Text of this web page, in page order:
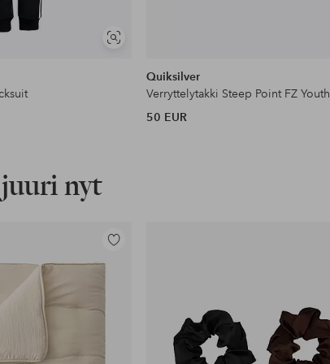
Näytä
Quiksilver
Verryttelytakki Steep Point FZ Youth
50 EUR
nyt
Lisää
suosikkeihin